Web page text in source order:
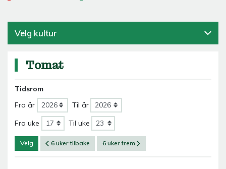
Velg kultur
Tomat
Tidsrom
Fra år
Til år
Fra uke Til uke
Velg 6 uker tilbake 6 uker frem